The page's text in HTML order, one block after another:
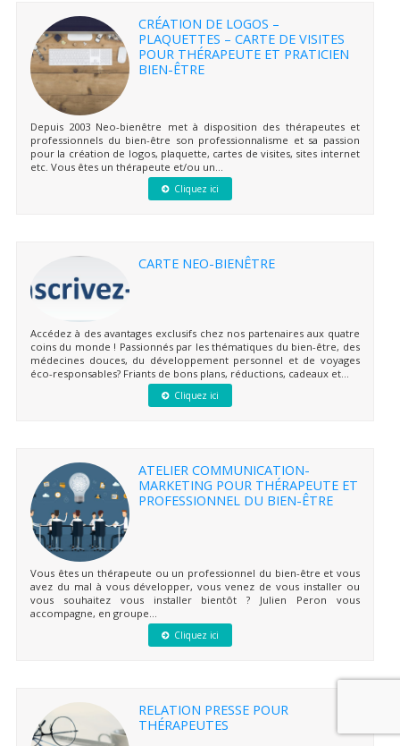
CRÉATION DE LOGOS –
PLAQUETTES – CARTE DE VISITES
POUR THÉRAPEUTE ET PRATICIEN
BIEN-ÊTRE
Depuis 2003 Neo-bienêtre met à disposition des thérapeutes et
professionnels du bien-être son professionnalisme et sa passion
pour la création de logos, plaquette, cartes de visites, sites internet
etc. Vous êtes un thérapeute et/ou un...
Cliquez ici
CARTE NEO-BIENÊTRE
Accédez à des avantages exclusifs chez nos partenaires aux quatre
coins du monde ! Passionnés par les thématiques du bien-être, des
médecines douces, du développement personnel et de voyages
éco-responsables? Friants de bons plans, réductions, cadeaux et...
Cliquez ici
ATELIER COMMUNICATION-
MARKETING POUR THÉRAPEUTE ET
PROFESSIONNEL DU BIEN-ÊTRE
Vous êtes un thérapeute ou un professionnel du bien-être et vous
avez du mal à vous développer, vous venez de vous installer ou
vous souhaitez vous installer bientôt ? Julien Peron vous
accompagne, en groupe...
Cliquez ici
RELATION PRESSE POUR
THÉRAPEUTES